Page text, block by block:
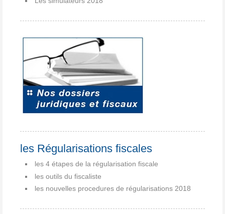
les Régularisations fiscales
les 4 étapes de la régularisation fiscale
les outils du fiscaliste
les nouvelles procedures de régularisations 2018